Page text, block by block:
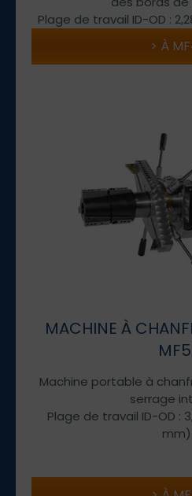
Plage de travail ID-OD :
À
MACHINE À
Machine portable à
serrage
Plage de travail ID-OD :
mm)